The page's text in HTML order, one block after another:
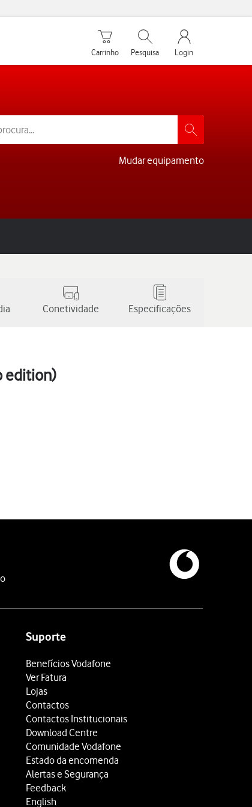
Carrinho de compras
Carrinho
Pesquisar
Pesquisa
My Vodafone
Login
Mudar equipamento
Conetividade Especificações
edition)
Suporte
Benefícios Vodafone
Ver Fatura
Lojas
Contactos
Contactos Institucionais
Download Centre
Comunidade Vodafone
Estado da encomenda
Alertas e Segurança
Feedback
English